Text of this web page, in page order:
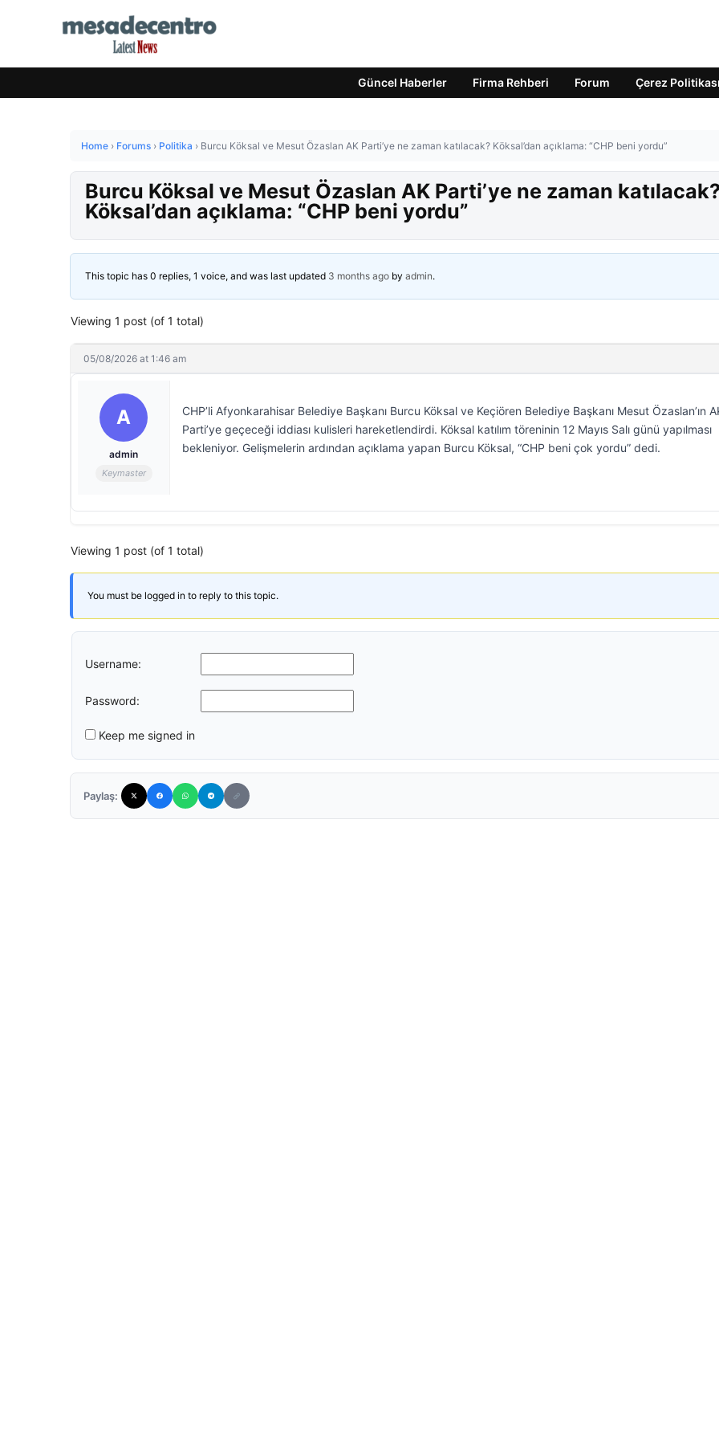
Güncel Haberler Firma Rehberi Forum Çerez Politikası
Home › Forums › Politika › Burcu Köksal ve Mesut Özaslan AK Parti’ye ne zaman katılacak? Köksal’dan açıklama: “CHP beni yordu”
Burcu Köksal ve Mesut Özaslan AK Parti’ye ne zaman katılacak?
Köksal’dan açıklama: “CHP beni yordu”
This topic has 0 replies, 1 voice, and was last updated 3 months ago by admin.
Viewing 1 post (of 1 total)
05/08/2026 at 1:46 am
A
admin
Keymaster
CHP’li Afyonkarahisar Belediye Başkanı Burcu Köksal ve Keçiören Belediye Başkanı Mesut Özaslan’ın
Parti’ye geçeceği iddiası kulisleri hareketlendirdi. Köksal katılım töreninin 12 Mayıs Salı günü yapılması
bekleniyor. Gelişmelerin ardından açıklama yapan Burcu Köksal, “CHP beni çok yordu” dedi.
Viewing 1 post (of 1 total)
You must be logged in to reply to this topic.
Username:
Password:
Keep me signed in
Paylaş: